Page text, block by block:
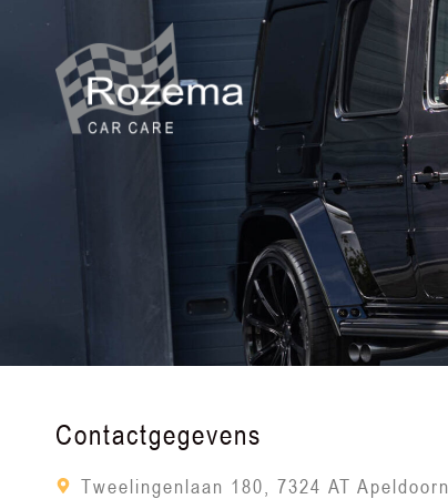
Contactgegevens
Tweelingenlaan 180, 7324 AT Apeldoorn